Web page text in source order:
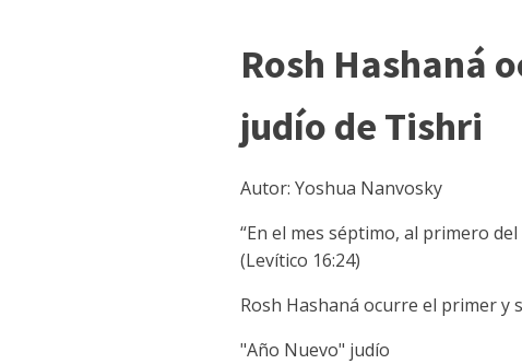
Rosh Hashaná
judío de Tishri
Autor: Yoshua Nanvosky
“En el mes séptimo, al primero
(Levítico 16:24)
Rosh Hashaná ocurre el primer y
"Año Nuevo" judío